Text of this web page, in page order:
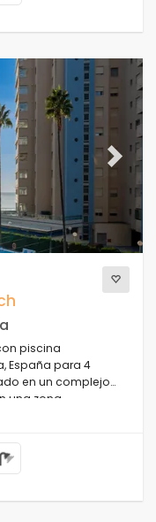
Next
piscina
España para 4
en un complejo
una zona
y
metros del Mar